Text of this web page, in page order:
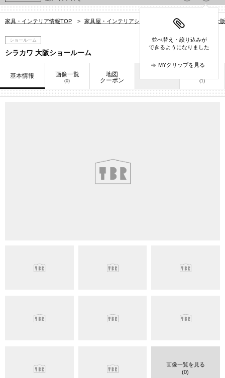
並べ替え・絞り込みが
できるようになりました
MYクリップを見る
家具・インテリア情報TOP > 家具屋・インテリアショップを探す > 大
ショールーム
シラカワ 大阪ショールーム
基本情報 画像一覧
(0)
地図
クーポン
(1)
画像一覧を見る
(0)